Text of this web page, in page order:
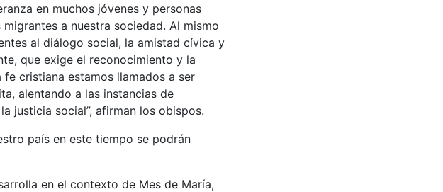
en muchos jóvenes y personas
a nuestra sociedad. Al mismo
al diálogo social, la amistad cívica y
que exige el reconocimiento y la
cristiana estamos llamados a ser
alentando a las instancias de
justicia social”, afirman los obispos.
país en este tiempo se podrán
en el contexto de Mes de María,